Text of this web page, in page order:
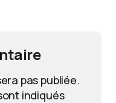
pas publiée.
indiqués